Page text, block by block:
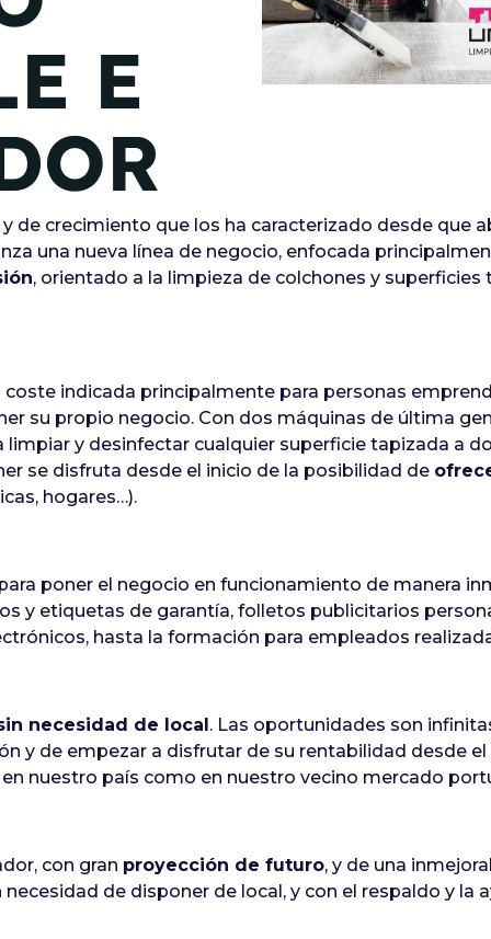
Madrid 2026 2 -
08
Barcelona 2026 2 -
05 de noviembre
E
de crecimiento que los ha caracterizado desde que
una nueva línea de negocio, enfocada
, orientado a la limpieza de colchones y
coste indicada principalmente para personas
su propio negocio. Con dos máquinas de última
y desinfectar cualquier superficie tapizada a
se disfruta desde el inicio de la posibilidad de
hogares…).
poner el negocio en funcionamiento de manera
y etiquetas de garantía, folletos publicitarios
hasta la formación para empleados
necesidad de local. Las oportunidades son
y de empezar a disfrutar de su rentabilidad desde
nuestro país como en nuestro vecino mercado
con gran proyección de futuro, y de una
de disponer de local, y con el respaldo y la